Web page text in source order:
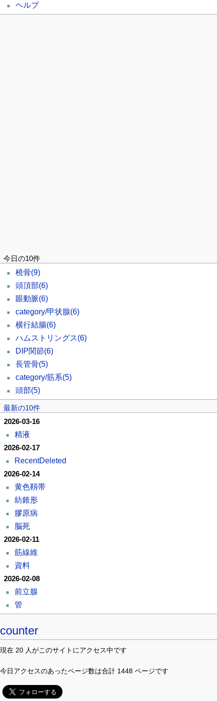
ヘルプ
今日の10件
橈骨(9)
頭頂部(6)
眼動脈(6)
category/甲状腺(6)
横行結腸(6)
ハムストリングス(6)
DIP関節(6)
長管骨(5)
category/筋系(5)
頭部(5)
最新の10件
2026-03-16
精液
2026-02-17
RecentDeleted
2026-02-14
黄色靱帯
紡錐形
膠原病
脳死
2026-02-11
筋線維
資料
2026-02-08
前立腺
管
counter
現在 20 人がこのサイトにアクセス中です
今日アクセスのあったページ数は合計 1448 ページです